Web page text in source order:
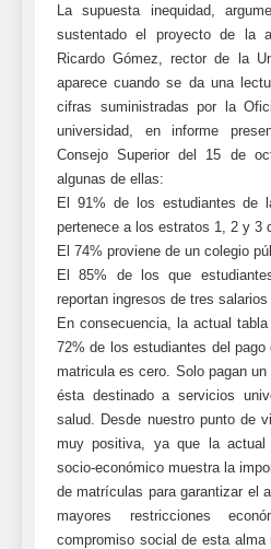
La supuesta inequidad,
sustentado el proyecto de la
Ricardo Gómez, rector de la
aparece cuando se da una
cifras suministradas por la
universidad, en informe
Consejo Superior del 15 de
algunas de ellas:
El 91% de los estudiantes de
pertenece a los estratos 1, 2 y 3
El 74% proviene de un colegio
El 85% de los que
reportan ingresos de tres
En consecuencia, la actual
72% de los estudiantes del
matricula es cero. Solo pagan
ésta destinado a servicios
salud. Desde nuestro punto de
muy positiva, ya que la actual
socio-económico muestra la
de matrículas para garantizar el
mayores restricciones
compromiso social de esta